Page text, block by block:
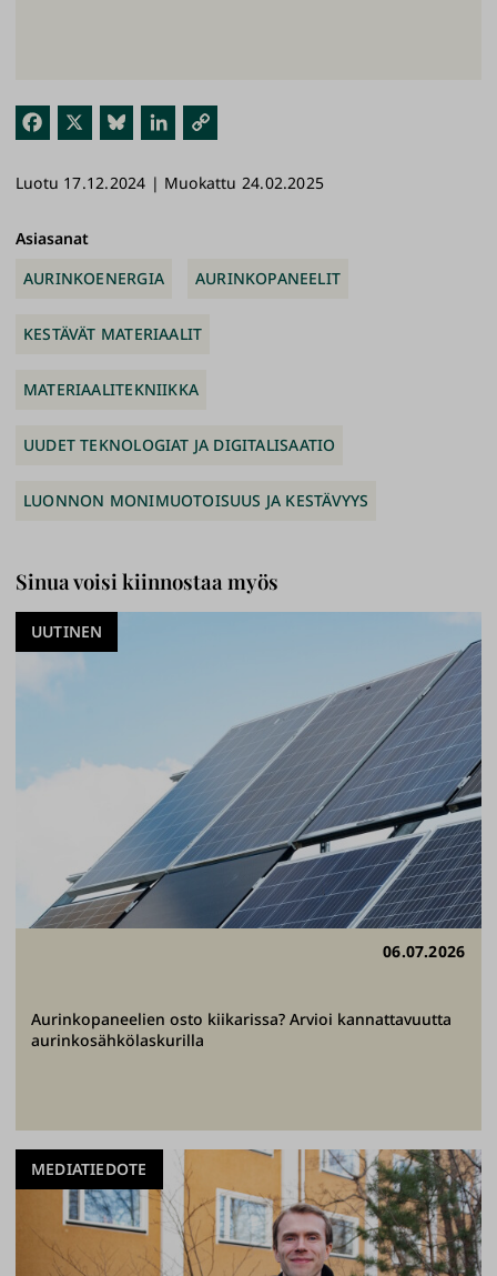
Fac
ok
Blu
y
Link
n
link
Luotu 17.12.2024 | Muokattu 24.02.2025
Asiasanat
AURINKOENERGIA
AURINKOPANEELIT
KESTÄVÄT MATERIAALIT
MATERIAALITEKNIIKKA
UUDET TEKNOLOGIAT JA DIGITALISAATIO
LUONNON MONIMUOTOISUUS JA KESTÄVYYS
Sinua voisi kiinnostaa myös
06.07.2026
Aurinkopaneelien osto kiikarissa? Arvioi kannattavuutta
aurinkosähkölaskurilla
UUTINEN
MEDIATIEDOTE